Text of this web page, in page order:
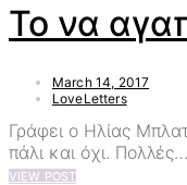
Το να
March 14, 2017
LoveLetters
Γράφει ο Ηλίας
πάλι και όχι. Πολλές…
VIEW POST